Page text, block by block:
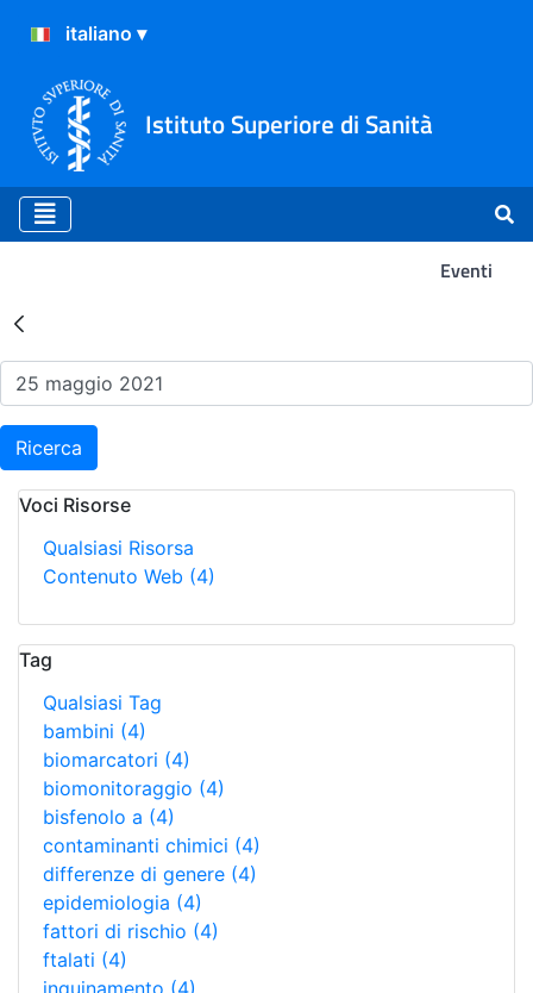
Istituto Superiore di Sanità
Eventi
Risultati della Ricerca -
Ricerca
Voci Risorse
Qualsiasi Risorsa
Contenuto Web (4)
Tag
Qualsiasi Tag
bambini (4)
biomarcatori (4)
biomonitoraggio (4)
bisfenolo a (4)
contaminanti chimici (4)
differenze di genere (4)
epidemiologia (4)
fattori di rischio (4)
ftalati (4)
inquinamento (4)